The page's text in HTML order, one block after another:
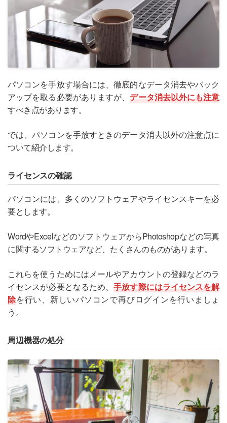
パソコンを手放す場合には、徹底的なデータ消去やバック
アップを取る必要がありますが、データ消去以外にも注意
すべき点があります。
では、パソコンを手放すときのデータ消去以外の注意点に
ついて紹介します。
ライセンスの確認
パソコンには、多くのソフトウェアやライセンスキーを必
要とします。
WordやExcelなどのソフトウェアからPhotoshopなどの写真
に関するソフトウェアなど、たくさんのものがあります。
これらを使うためにはメールやアカウントの登録などのラ
イセンスが必要となるため、手放す際にはライセンスを解
除を行い、新しいパソコンで再びログインを行いましょ
う。
周辺機器の処分